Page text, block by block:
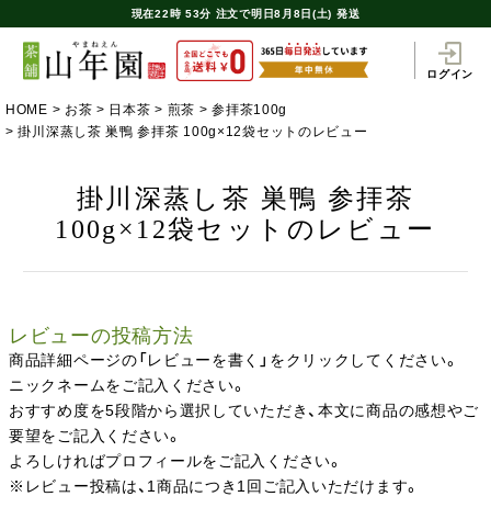
現在22時 53分 注文で明日8月8日(土) 発送
ログイン
HOME お茶 日本茶 煎茶
参拝茶100g
掛川深蒸し茶 巣鴨 参拝茶 100g×12袋セットのレビュー
掛川深蒸し茶 巣鴨 参拝茶
100g×12袋セットのレビュー
レビューの投稿方法
商品詳細ページの「レビューを書く」をクリックしてください。
ニックネームをご記入ください。
おすすめ度を5段階から選択していただき、本文に商品の感想やご
要望をご記入ください。
よろしければプロフィールをご記入ください。
※レビュー投稿は、1商品につき1回ご記入いただけます。